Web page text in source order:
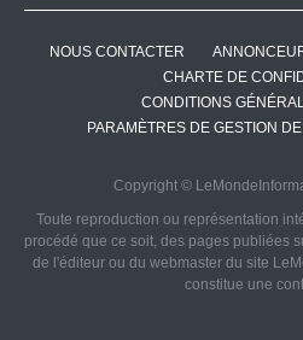
NOUS CONTACTER
CHARTE DE
CONDITIONS
PARAMÈTRES DE GESTION
Copyright ©
Toute reproduction ou représentation
procédé que ce soit, des pages publiées
de l'éditeur ou du webmaster du site
constitue une